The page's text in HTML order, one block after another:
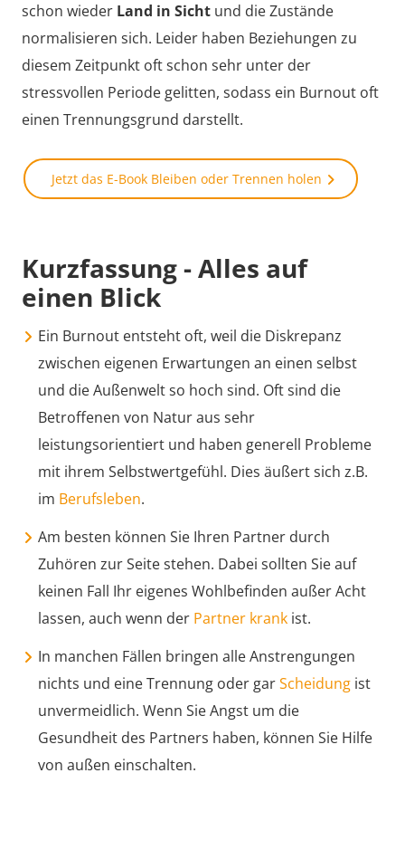
schon wieder Land in Sicht und die Zustände
normalisieren sich. Leider haben Beziehungen zu
diesem Zeitpunkt oft schon sehr unter der
stressvollen Periode gelitten, sodass ein Burnout oft
einen Trennungsgrund darstellt.
Jetzt das E-Book Bleiben oder Trennen holen
Kurzfassung - Alles auf
einen Blick
Ein Burnout entsteht oft, weil die Diskrepanz
zwischen eigenen Erwartungen an einen selbst
und die Außenwelt so hoch sind. Oft sind die
Betroffenen von Natur aus sehr
leistungsorientiert und haben generell Probleme
mit ihrem Selbstwertgefühl. Dies äußert sich z.B.
im Berufsleben.
Am besten können Sie Ihren Partner durch
Zuhören zur Seite stehen. Dabei sollten Sie auf
keinen Fall Ihr eigenes Wohlbefinden außer Acht
lassen, auch wenn der Partner krank ist.
In manchen Fällen bringen alle Anstrengungen
nichts und eine Trennung oder garScheidung ist
unvermeidlich. Wenn Sie Angst um die
Gesundheit des Partners haben, können Sie Hilfe
von außen einschalten.